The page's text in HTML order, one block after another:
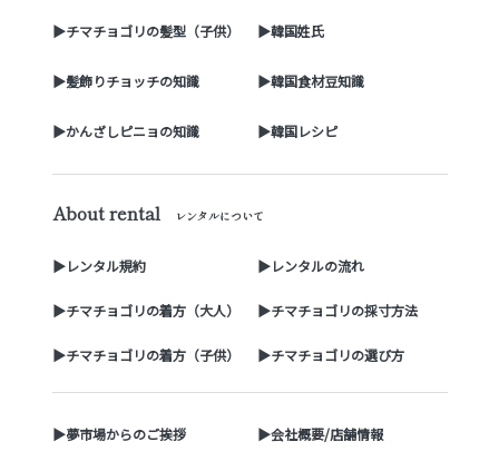
▶チマチョゴリの髪型（子供） ▶韓国姓氏
▶髪飾りチョッチの知識 ▶韓国食材豆知識
▶かんざしピニョの知識 ▶韓国レシピ
About rental レンタルについて
▶レンタル規約 ▶レンタルの流れ
▶チマチョゴリの着方（大人） ▶チマチョゴリの採寸方法
▶チマチョゴリの着方（子供） ▶チマチョゴリの選び方
▶夢市場からのご挨拶 ▶会社概要/店舗情報